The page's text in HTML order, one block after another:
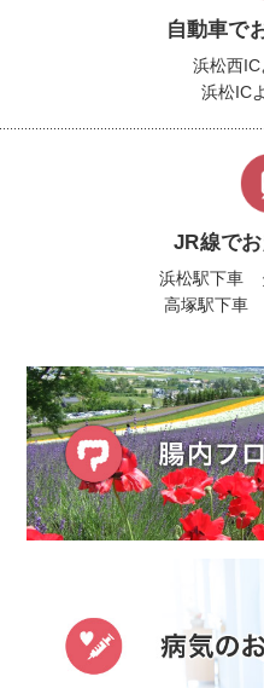
自動車で
浜松西
浜松IC
JR線で
浜松駅下車
高塚駅下車